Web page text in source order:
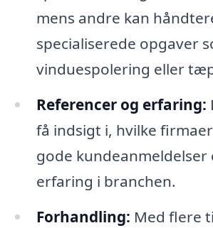
mens andre kan
specialiserede opgaver
vinduespolering eller
Referencer og erfaring:
få indsigt i, hvilke
gode kundeanmeldelser
erfaring i branchen.
Forhandling: Med flere